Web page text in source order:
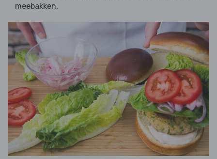
meebakken.